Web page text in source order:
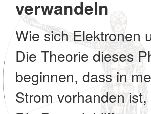
verwandeln
Wie sich Elektronen
Die Theorie dieses
beginnen, dass in
Strom vorhanden